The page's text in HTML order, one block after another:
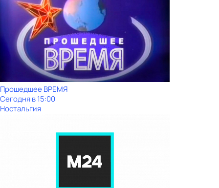
Прошедшее ВРЕМЯ
Сегодня в 15:00
Ностальгия